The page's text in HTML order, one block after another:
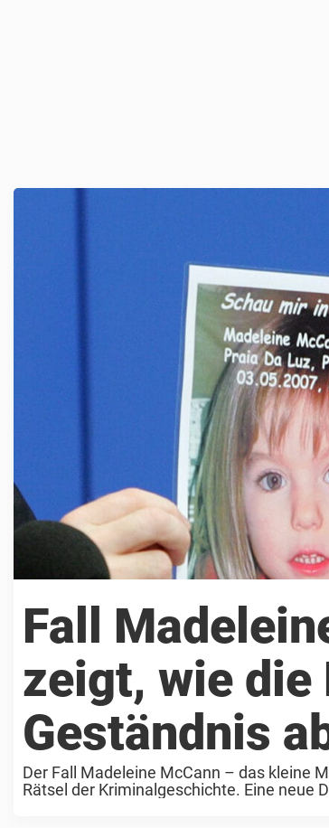
Fall
zeigt, wie
Geständnis
Der Fall Madeleine McCann – das kleine
Rätsel der Kriminalgeschichte. Eine neue